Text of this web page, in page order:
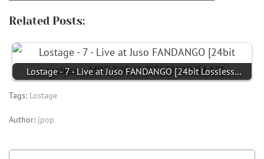
Related Posts:
Lostage - 7 - Live at Juso FANDANGO [24bit Lossless…
Tags: Lostage
Author: jpop